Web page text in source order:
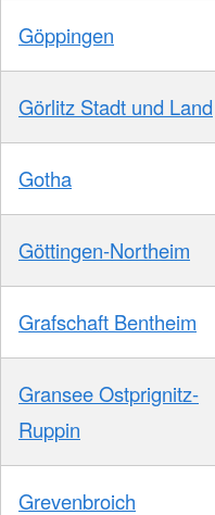
Göppingen
Görlitz Stadt und Land
Gotha
Göttingen-Northeim
Grafschaft Bentheim
Gransee Ostprignitz-
Ruppin
Grevenbroich